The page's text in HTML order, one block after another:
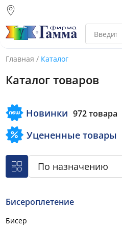
склад)
Санкт-Петербург
Екатеринбург
Главная / Каталог
Каталог товаров
По назначению
Новинки 972 товара
Уцененные товары
Бисероплетение
Бисер